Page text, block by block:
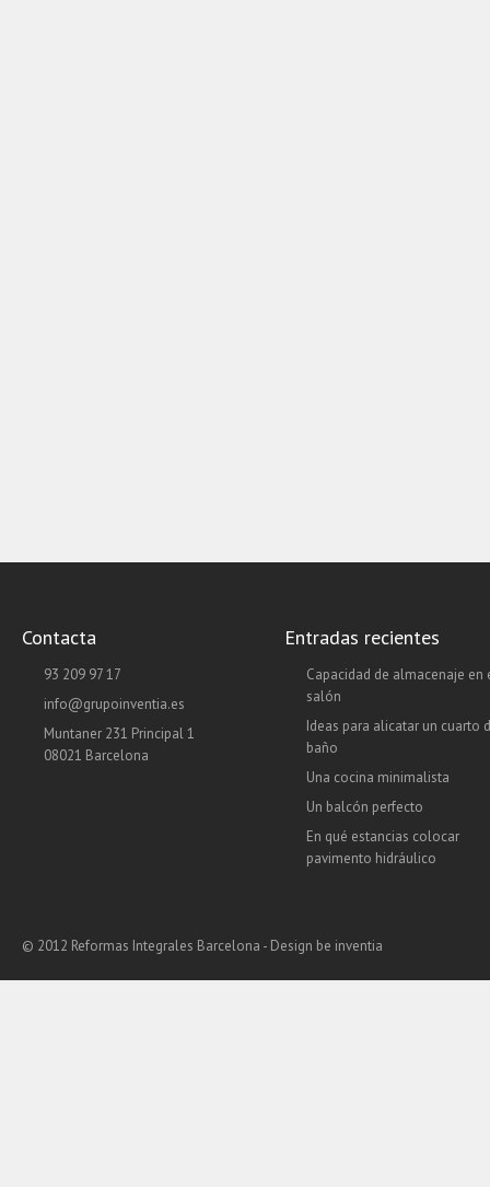
Contacta
93 209 97 17
info@grupoinventia.es
Muntaner 231 Principal 1
08021 Barcelona
Entradas recientes
Capacidad de almacenaje en
salón
Ideas para alicatar un cuarto
baño
Una cocina minimalista
Un balcón perfecto
En qué estancias colocar
pavimento hidráulico
© 2012 Reformas Integrales Barcelona - Design be inventia